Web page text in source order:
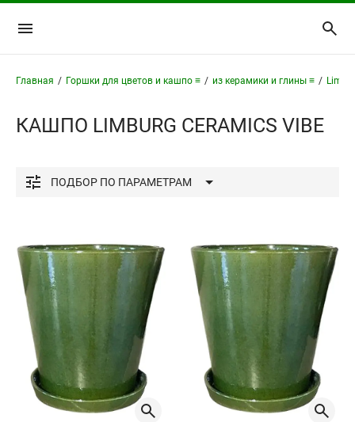
Главная / Горшки для цветов и кашпо ≡ / из керамики и глины ≡ /
КАШПО LIMBURG CERAMICS VIBE
ПОДБОР ПО ПАРАМЕТРАМ
только в помещении
Материал
Форма
Особенности